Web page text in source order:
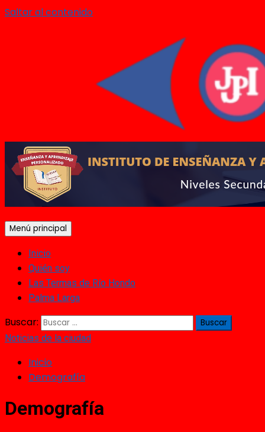
Saltar al contenido
Menú principal
Inicio
Quién soy
Las Termas de Río Hondo
Palma Larga
Buscar:
Noticias de la ciudad
Inicio
Demografía
Demografía